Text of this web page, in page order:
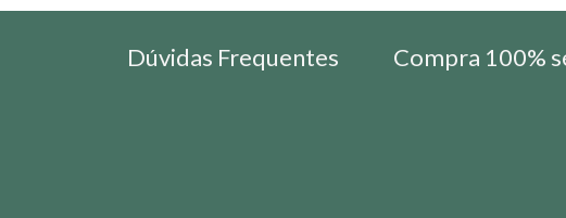
Dúvidas Frequentes Compra 100%